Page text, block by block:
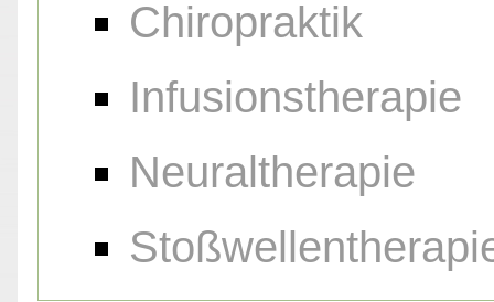
Chiropraktik
Infusionstherapie
Neuraltherapie